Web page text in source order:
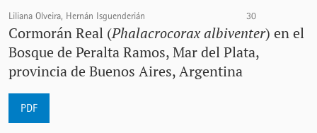
Liliana Olveira, Hernán Isguenderián 30
Cormorán Real (Phalacrocorax albiventer) en el
Bosque de Peralta Ramos, Mar del Plata,
provincia de Buenos Aires, Argentina
PDF